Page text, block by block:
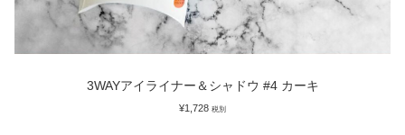
3WAYアイライナー＆シャドウ #4 カーキ
¥1,728 税別